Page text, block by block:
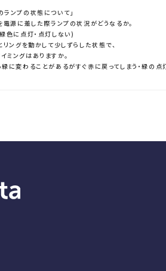
ランプの状態について」
電源に差した際ランプの状況がどうなるか。
色に点灯・点灯しない)
ングを動かして少しずらした状態で、
ミングはありますか。
に変わることがあるがすぐ赤に戻ってしまう・緑の